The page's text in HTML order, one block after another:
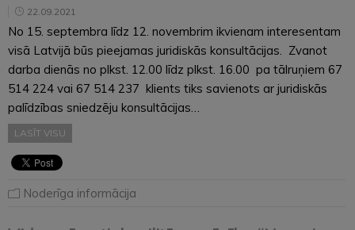
22.09.2021
No 15. septembra līdz 12. novembrim ikvienam interesentam
visā Latvijā būs pieejamas juridiskās konsultācijas. Zvanot
darba dienās no plkst. 12.00 līdz plkst. 16.00 pa tālruņiem 67
514 224 vai 67 514 237 klients tiks savienots ar juridiskās
palīdzības sniedzēju konsultācijas…
LASĪT VISU
Noderīga informācija